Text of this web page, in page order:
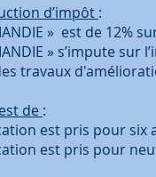
d’impôt :
» est de 12%
» s’impute
travaux
de :
est pris pour six
est pris pour